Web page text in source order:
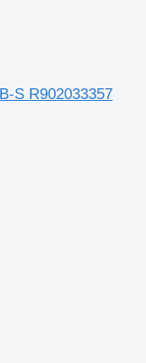
S R902033357